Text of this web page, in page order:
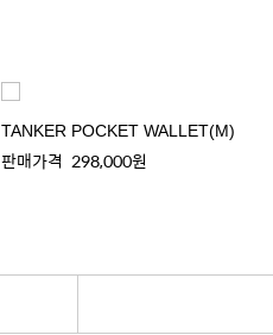
TANKER POCKET WALLET(M)
판매가격 298,000원